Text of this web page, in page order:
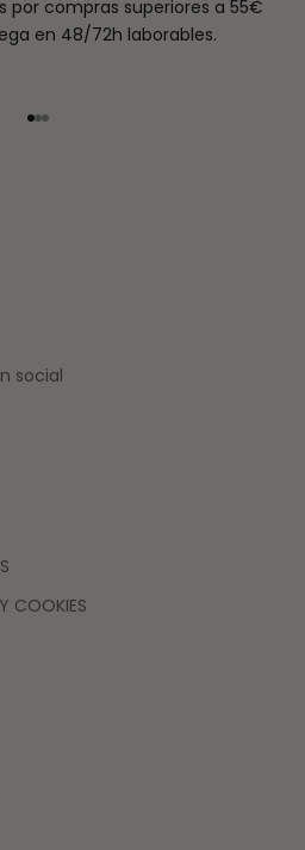
por compras superiores a 55€
en 48/72h laborables.
Ir al artículo 1
Ir al artículo 2
Ir al artículo 3
social
COOKIES